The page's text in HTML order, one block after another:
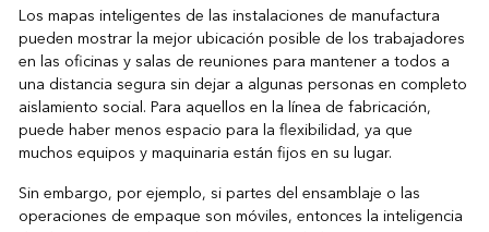
Los mapas inteligentes de las instalaciones de manufactura
pueden mostrar la mejor ubicación posible de los trabajadores
en las oficinas y salas de reuniones para mantener a todos a
una distancia segura sin dejar a algunas personas en completo
aislamiento social. Para aquellos en la línea de fabricación,
puede haber menos espacio para la flexibilidad, ya que
muchos equipos y maquinaria están fijos en su lugar.
Sin embargo, por ejemplo, si partes del ensamblaje o las
operaciones de empaque son móviles, entonces la inteligencia